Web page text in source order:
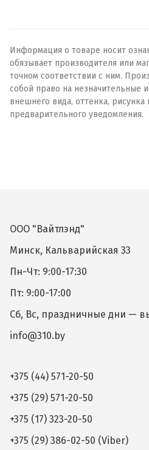
Информация о товаре носит
обязывает производителя или
точном соответствии с ним.
собой право на незначительные
внешнего вида, оттенка, рисунка
предварительного уведомления.
ООО "Вайтлэнд"
Минск, Кальварийская 33
Пн-Чт: 9:00-17:30
Пт: 9:00-17:00
Сб, Вс, праздничные дни —
info@310.by
+375 (44) 571-20-50
+375 (29) 571-20-50
+375 (17) 323-20-50
+375 (29) 386-02-50 (Viber)